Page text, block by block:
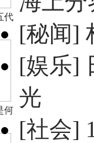
代
何
[秘闻]
[娱乐]
光
[社会]